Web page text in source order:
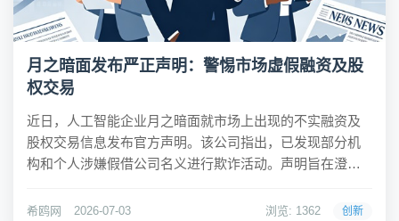
月之暗面发布严正声明：警惕市场虚假融资及股
权交易
近日，人工智能企业月之暗面就市场上出现的不实融资及
股权交易信息发布官方声明。该公司指出，已发现部分机
构和个人涉嫌假借公司名义进行欺诈活动。声明旨在澄清
到，月之暗面在声明中强调，所有融资活动仅由公司直接
希鸥网 2026-07-03 浏览: 1362 创新